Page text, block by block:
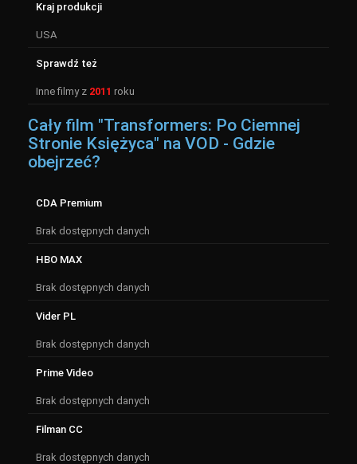
Kraj produkcji
USA
Sprawdź też
Inne filmy z 2011 roku
Cały film "Transformers: Po Ciemnej
Stronie Księżyca" na VOD - Gdzie
obejrzeć?
CDA Premium
Brak dostępnych danych
HBO MAX
Brak dostępnych danych
Vider PL
Brak dostępnych danych
Prime Video
Brak dostępnych danych
Filman CC
Brak dostępnych danych